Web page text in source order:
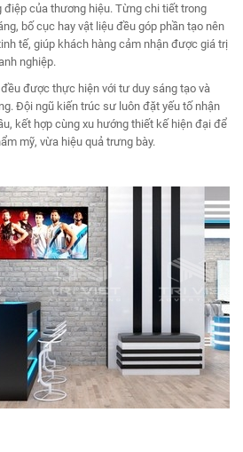
điệp của thương hiệu. Từng chi tiết trong
bố cục hay vật liệu đều góp phần tạo nên
tế, giúp khách hàng cảm nhận được giá trị
nghiệp.
được thực hiện với tư duy sáng tạo và
Đội ngũ kiến trúc sư luôn đặt yếu tố nhận
kết hợp cùng xu hướng thiết kế hiện đại để
mỹ, vừa hiệu quả trưng bày.